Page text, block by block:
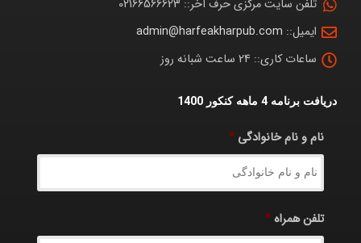
تلفن سایت مرکزی حرف آخر:: 02166566623
ایمیل:: admin@harfeakharpub.com
ساعات کاری:: 24 ساعت شبانه روز
دریافت برنامه 4 ماهه کنکور 1400
نام و نام خانوادگی *
تلفن همراه*